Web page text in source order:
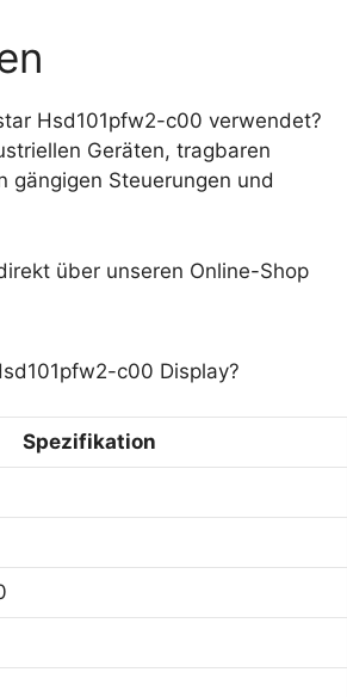
Hsd101pfw2-c00 verwendet?
Geräten, tragbaren
gängigen Steuerungen und
über unseren Online-Shop
c00 Display?
Spezifikation